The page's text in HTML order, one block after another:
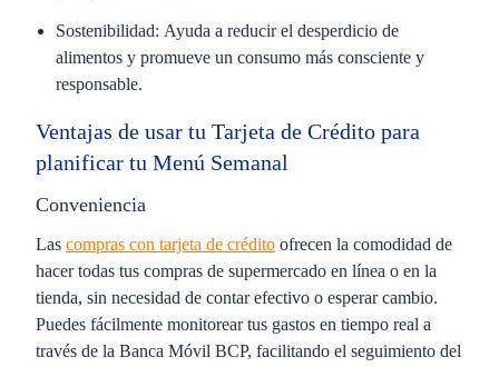
Sostenibilidad: Ayuda a reducir el desperdicio de
alimentos y promueve un consumo más consciente y
responsable.
Ventajas de usar tu Tarjeta de Crédito para
planificar tu Menú Semanal
Conveniencia
Las compras con tarjeta de crédito ofrecen la comodidad de
hacer todas tus compras de supermercado en línea o en la
tienda, sin necesidad de contar efectivo o esperar cambio.
Puedes fácilmente monitorear tus gastos en tiempo real a
través de la Banca Móvil BCP, facilitando el seguimiento del